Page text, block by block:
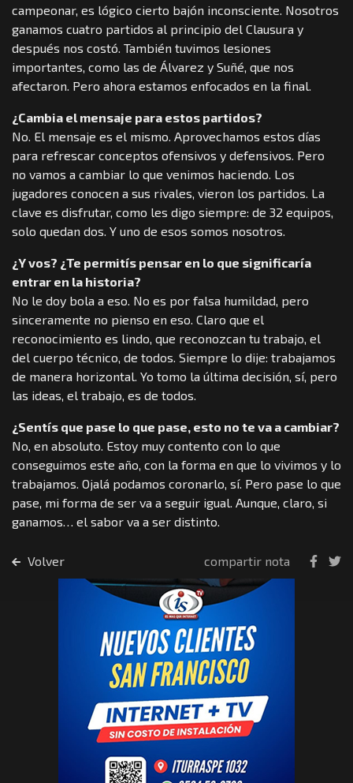
campeonar, es lógico cierto bajón inconsciente. Nosotros
ganamos cuatro partidos al principio del Clausura y
después nos costó. También tuvimos lesiones
importantes, como las de Álvarez y Suñé, que nos
afectaron. Pero ahora estamos enfocados en la final.
¿Cambia el mensaje para estos partidos?
No. El mensaje es el mismo. Aprovechamos estos días
para refrescar conceptos ofensivos y defensivos. Pero
no vamos a cambiar lo que venimos haciendo. Los
jugadores conocen a sus rivales, vieron los partidos. La
clave es disfrutar, como les digo siempre: de 32 equipos,
solo quedan dos. Y uno de esos somos nosotros.
¿Y vos? ¿Te permitís pensar en lo que significaría
entrar en la historia?
No le doy bola a eso. No es por falsa humildad, pero
sinceramente no pienso en eso. Claro que el
reconocimiento es lindo, que reconozcan tu trabajo, el
del cuerpo técnico, de todos. Siempre lo dije: trabajamos
de manera horizontal. Yo tomo la última decisión, sí, pero
las ideas, el trabajo, es de todos.
¿Sentís que pase lo que pase, esto no te va a cambiar?
No, en absoluto. Estoy muy contento con lo que
conseguimos este año, con la forma en que lo vivimos y lo
trabajamos. Ojalá podamos coronarlo, sí. Pero pase lo que
pase, mi forma de ser va a seguir igual. Aunque, claro, si
ganamos… el sabor va a ser distinto.
Volver compartir nota